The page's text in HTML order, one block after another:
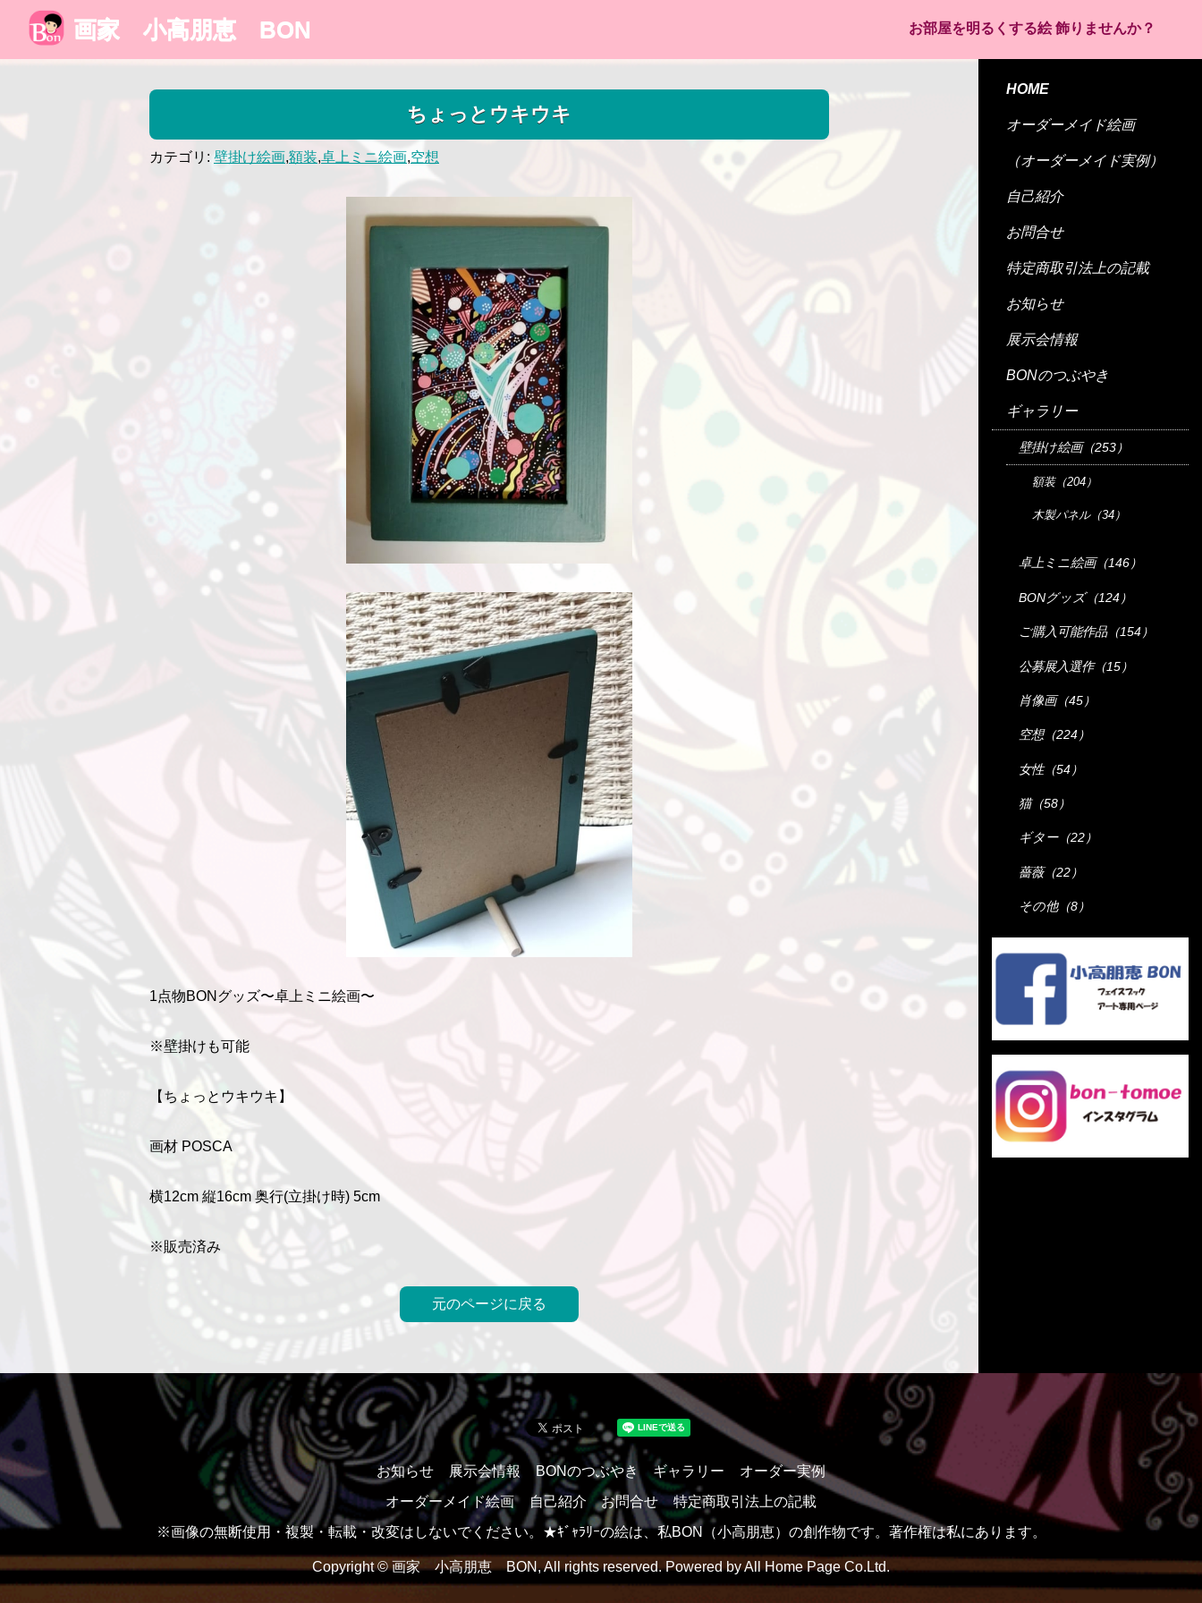
画家 小高朋恵 BON お部屋を明るくする絵 飾りませんか？
ちょっとウキウキ
カテゴリ: 壁掛け絵画,額装,卓上ミニ絵画,空想
1点物BONグッズ〜卓上ミニ絵画〜
※壁掛けも可能
【ちょっとウキウキ】
画材 POSCA
横12cm 縦16cm 奥行(立掛け時) 5cm
※販売済み
元のページに戻る
HOME
オーダーメイド絵画
（オーダーメイド実例）
自己紹介
お問合せ
特定商取引法上の記載
お知らせ
展示会情報
BONのつぶやき
ギャラリー
壁掛け絵画（253）
額装（204）
木製パネル（34）
卓上ミニ絵画（146）
BONグッズ（124）
ご購入可能作品（154）
公募展入選作（15）
肖像画（45）
空想（224）
女性（54）
猫（58）
ギター（22）
薔薇（22）
その他（8）
お知らせ 展示会情報 BONのつぶやき ギャラリー
オーダー実例
オーダーメイド絵画
自己紹介 お問合せ
特定商取引法上の記載
※画像の無断使用・複製・転載・改変はしないでください。★ｷﾞｬﾗﾘｰの絵は、私BON（小高朋恵）の創作物です。著作権は私にあります。
Copyright © 画家 小高朋恵 BON, All rights reserved. Powered byAll Home Page Co.Ltd.